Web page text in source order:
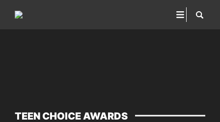
TEEN CHOICE AWARDS